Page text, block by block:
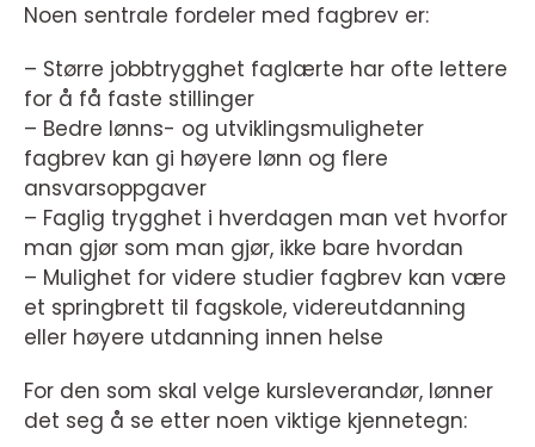
Noen sentrale fordeler med fagbrev er:
– Større jobbtrygghet faglærte har ofte lettere
for å få faste stillinger
– Bedre lønns- og utviklingsmuligheter
fagbrev kan gi høyere lønn og flere
ansvarsoppgaver
– Faglig trygghet i hverdagen man vet hvorfor
man gjør som man gjør, ikke bare hvordan
– Mulighet for videre studier fagbrev kan være
et springbrett til fagskole, videreutdanning
eller høyere utdanning innen helse
For den som skal velge kursleverandør, lønner
det seg å se etter noen viktige kjennetegn: